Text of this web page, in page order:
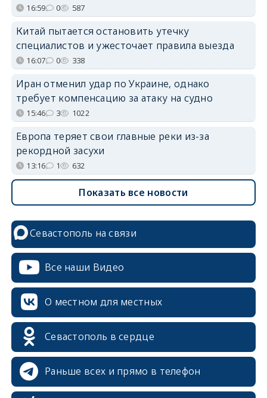
16:59 0 587
Китай пытается остановить утечку
специалистов и ужесточает правила выезда
16:07 0 338
Иран отменил удар по Украине, однако
требует компенсацию за атаку на судно
15:46 3 1022
Европа теряет свои главные реки из-за
рекордной засухи
13:16 1 632
Показать все новости
Севастополь на связи
Все наши Видео
О местном для местных
Севастополь в сердце
Раньше всех и прямо в телефон